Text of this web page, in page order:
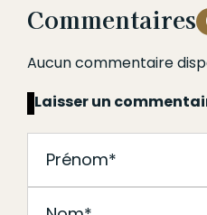
Commentaires
Aucun commentaire
Laisser un